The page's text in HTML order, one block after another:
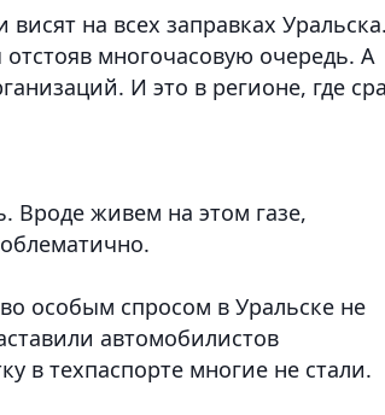
на всех заправках
многочасовую очередь. А
И это в регионе, где
Вроде живем на этом газе,
особым спросом в Уральске не
автомобилистов
в техпаспорте многие не стали.